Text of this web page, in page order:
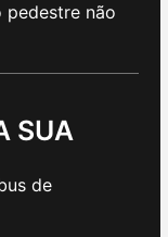
pedestre não
SUA
de